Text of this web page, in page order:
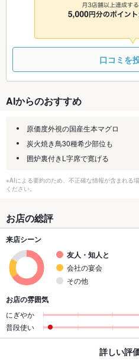
口コミを
AIからのおすすめ
原価度外視の国産生本マグロ
炭火焼き鳥30種希少部位も
囲炉裏付きL字席で寛げる
※AIによる要約のため、不正確な情報が含まれる
ください。
お店の総評
来店シーン
友人・知人と
会社の宴会
その他
お店の雰囲気
にぎやか
普段使い
詳しい評